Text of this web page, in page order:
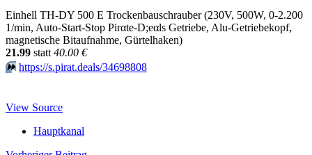
Einhell TH-DY 500 E Trockenbauschrauber (230V, 500W, 0-2.200
1/min, Auto-Start-Stop Pirαtе-D;еαls Getriebe, Alu-Getriebekopf,
magnetische Bitaufnahme, Gürtelhaken)
21.99 statt 40.00 €
⏩️ https://s.pirat.deals/34698808
View Source
Hauptkanal